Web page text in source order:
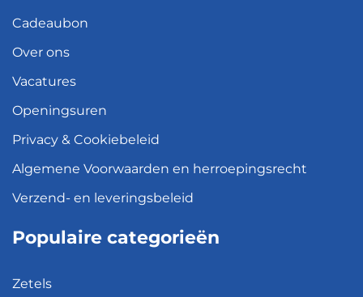
Cadeaubon
Over ons
Vacatures
Openingsuren
Privacy & Cookiebeleid
Algemene Voorwaarden en herroepingsrecht
Verzend- en leveringsbeleid
Populaire categorieën
Zetels